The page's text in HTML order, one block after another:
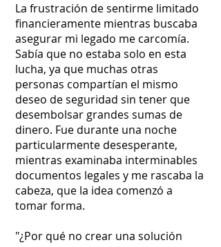
La frustración de sentirme limitado
financieramente mientras buscaba
asegurar mi legado me carcomía.
Sabía que no estaba solo en esta
lucha, ya que muchas otras
personas compartían el mismo
deseo de seguridad sin tener que
desembolsar grandes sumas de
dinero. Fue durante una noche
particularmente desesperante,
mientras examinaba interminables
documentos legales y me rascaba la
cabeza, que la idea comenzó a
tomar forma.
"¿Por qué no crear una solución